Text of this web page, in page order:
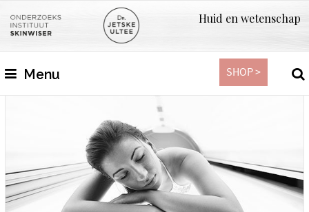
Huid en wetenschap
Menu SHOP >